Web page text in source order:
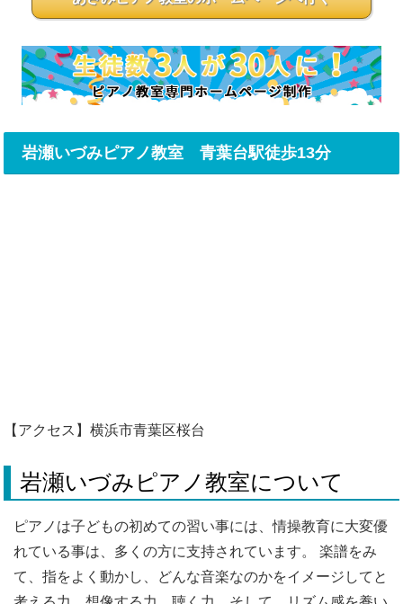
岩瀬いづみピアノ教室 青葉台駅徒歩13分
【アクセス】横浜市青葉区桜台
岩瀬いづみピアノ教室について
ピアノは子どもの初めての習い事には、情操教育に大変優
れている事は、多くの方に支持されています。 楽譜をみ
て、指をよく動かし、どんな音楽なのかをイメージしてと